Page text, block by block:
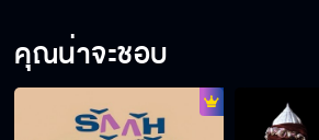
คุณน่าจะชอบ